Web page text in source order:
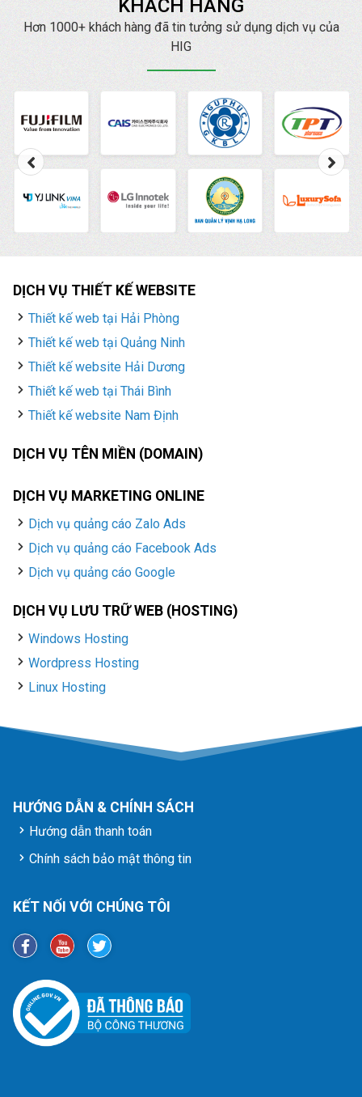
KHÁCH HÀNG
Hơn 1000+ khách hàng đã tin tưởng sử dụng dịch vụ của
HIG
DỊCH VỤ THIẾT KẾ WEBSITE
Thiết kế web tại Hải Phòng
Thiết kế web tại Quảng Ninh
Thiết kế website Hải Dương
Thiết kế web tại Thái Bình
Thiết kế website Nam Định
DỊCH VỤ TÊN MIỀN (DOMAIN)
DỊCH VỤ MARKETING ONLINE
Dịch vụ quảng cáo Zalo Ads
Dịch vụ quảng cáo Facebook Ads
Dịch vụ quảng cáo Google
DỊCH VỤ LƯU TRỮ WEB (HOSTING)
Windows Hosting
Wordpress Hosting
Linux Hosting
HƯỚNG DẪN & CHÍNH SÁCH
Hướng dẫn thanh toán
Chính sách bảo mật thông tin
KẾT NỐI VỚI CHÚNG TÔI